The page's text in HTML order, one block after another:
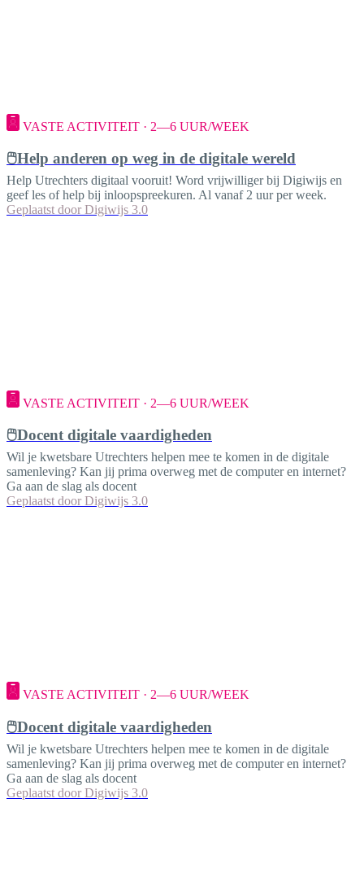
VASTE ACTIVITEIT · 2—6 UUR/WEEK
🖱️Help anderen op weg in de digitale wereld
Help Utrechters digitaal vooruit! Word vrijwilliger bij Digiwijs en
geef les of help bij inloopspreekuren. Al vanaf 2 uur per week.
Geplaatst door Digiwijs 3.0
VASTE ACTIVITEIT · 2—6 UUR/WEEK
🖱️Docent digitale vaardigheden
Wil je kwetsbare Utrechters helpen mee te komen in de digitale
samenleving? Kan jij prima overweg met de computer en internet?
Ga aan de slag als docent
Geplaatst door Digiwijs 3.0
VASTE ACTIVITEIT · 2—6 UUR/WEEK
🖱️Docent digitale vaardigheden
Wil je kwetsbare Utrechters helpen mee te komen in de digitale
samenleving? Kan jij prima overweg met de computer en internet?
Ga aan de slag als docent
Geplaatst door Digiwijs 3.0